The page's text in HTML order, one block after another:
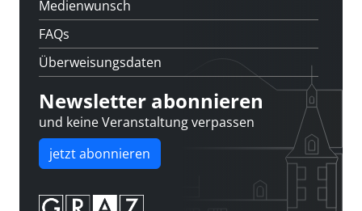
Medienwunsch
FAQs
Überweisungsdaten
Newsletter abonnieren
und keine Veranstaltung verpassen
jetzt abonnieren